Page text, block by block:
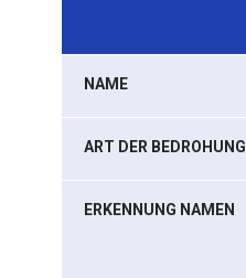
NAME
ART DER BEDROHUNG
ERKENNUNG NAMEN